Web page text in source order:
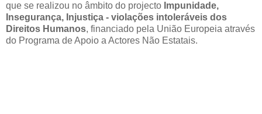
que se realizou no âmbito do projecto Impunidade,
Insegurança, Injustiça - violações intoleráveis dos
Direitos Humanos, financiado pela União Europeia através
do Programa de Apoio a Actores Não Estatais.